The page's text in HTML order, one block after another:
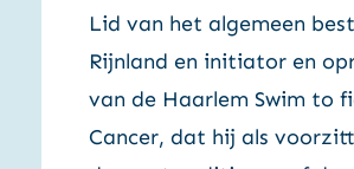
Lid van het algemeen
Rijnland en initiator en
van de Haarlem Swim to
Cancer, dat hij als